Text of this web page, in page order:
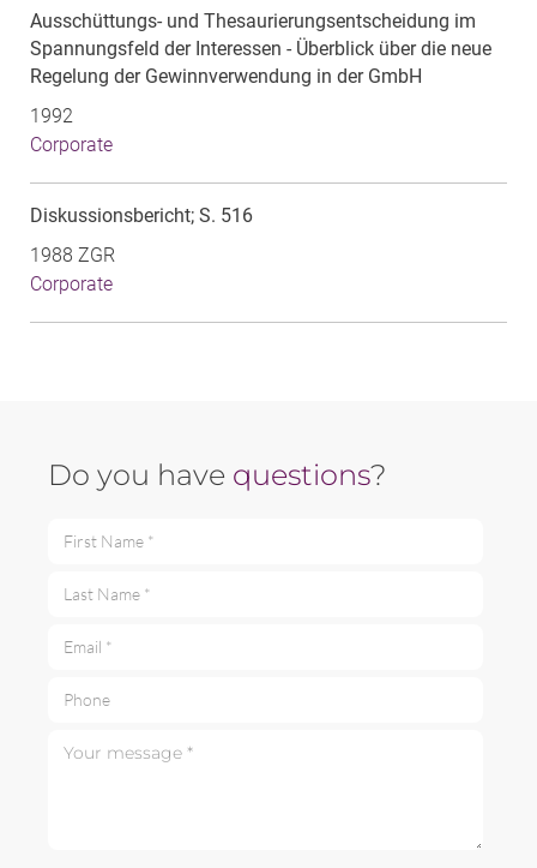
Ausschüttungs- und Thesaurierungsentscheidung im
Spannungsfeld der Interessen - Überblick über die neue
Regelung der Gewinnverwendung in der GmbH
1992
Corporate
Diskussionsbericht; S. 516
1988 ZGR
Corporate
Do you have questions?